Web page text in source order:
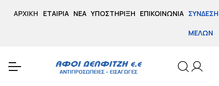
ΑΡΧΙΚΉ ΕΤΑΙΡΊΑ ΝΈΑ ΥΠΟΣΤΉΡΙΞΗ ΕΠΙΚΟΙΝΩΝΊΑ ΣΎΝΔΕΣΗ
ΜΕΛΏΝ